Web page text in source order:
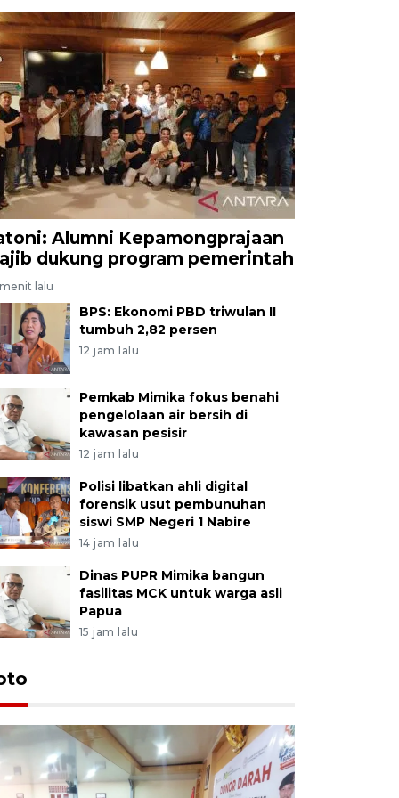
Alumni Kepamongprajaan
dukung program pemerintah
lalu
BPS: Ekonomi PBD triwulan II
tumbuh 2,82 persen
12 jam lalu
Pemkab Mimika fokus benahi
pengelolaan air bersih di
kawasan pesisir
12 jam lalu
Polisi libatkan ahli digital
forensik usut pembunuhan
siswi SMP Negeri 1 Nabire
14 jam lalu
Dinas PUPR Mimika bangun
fasilitas MCK untuk warga asli
Papua
15 jam lalu